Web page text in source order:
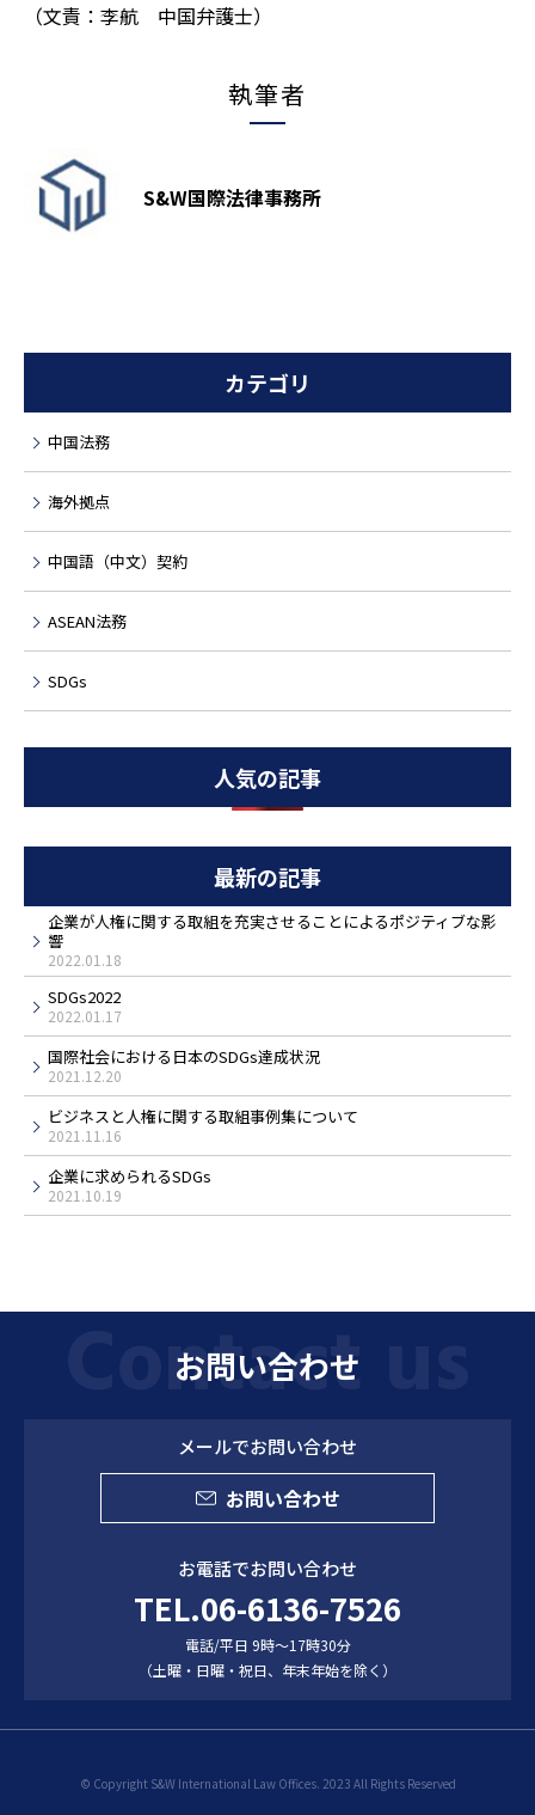
（文責：李航 中国弁護士）
執筆者
S&W国際法律事務所
カテゴリ
中国法務
海外拠点
中国語（中文）契約
ASEAN法務
SDGs
人気の記事
最新の記事
企業が人権に関する取組を充実させることによるポジティブな影
響
2022.01.18
SDGs2022
2022.01.17
国際社会における日本のSDGs達成状況
2021.12.20
ビジネスと人権に関する取組事例集について
2021.11.16
企業に求められるSDGs
2021.10.19
お問い合わせ
メールでお問い合わせ
お問い合わせ
お電話でお問い合わせ
TEL.06-6136-7526
電話/平日 9時～17時30分
（土曜・日曜・祝日、年末年始を除く）
© Copyright S&W International Law Offices. 2023 All Rights Reserved